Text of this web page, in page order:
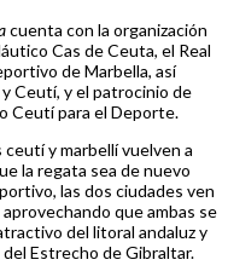
cuenta con la organización
Cas de Ceuta, el Real
de Marbella, así
Ceutí, y el patrocinio de
Ceutí para el Deporte.
y marbellí vuelven a
la regata sea de nuevo
las dos ciudades ven
que ambas se
del litoral andaluz y
Estrecho de Gibraltar.